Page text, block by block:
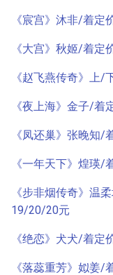
《宸宫》沐非/着定
《大宫》秋姬/着定
《赵飞燕传奇》上/
《夜上海》金子/着
《凤还巢》张晚知/
《一年天下》煌瑛/
《步非烟传奇》温
19/20/20元
《绝恋》犬犬/着定
《落蕊重芳》姒姜/